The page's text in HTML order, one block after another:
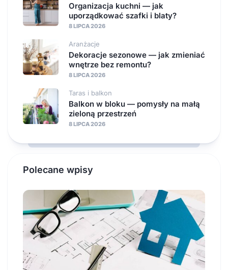
Organizacja kuchni — jak
uporządkować szafki i blaty?
8 LIPCA 2026
Aranżacje
Dekoracje sezonowe — jak zmieniać
wnętrze bez remontu?
8 LIPCA 2026
Taras i balkon
Balkon w bloku — pomysły na małą
zieloną przestrzeń
8 LIPCA 2026
Polecane wpisy